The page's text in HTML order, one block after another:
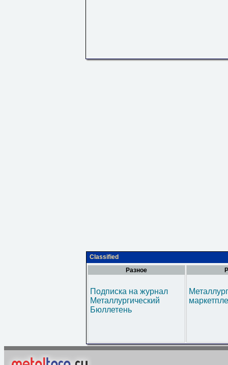
Classified
Разное
Подписка на журнал
Металлургический
Бюллетень